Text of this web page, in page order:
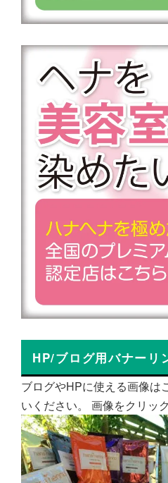
HP/ブログ用バナーリ
ブログやHPに使える画像は
いください。 画像をクリック